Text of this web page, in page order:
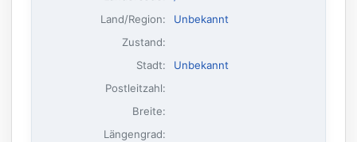
Land/Region:
Unbekannt
Zustand:
Stadt:
Unbekannt
Postleitzahl:
Breite:
Längengrad: